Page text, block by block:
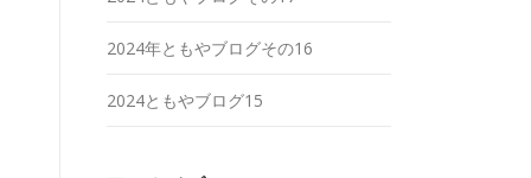
2024年ともやブログその16
2024ともやブログ15